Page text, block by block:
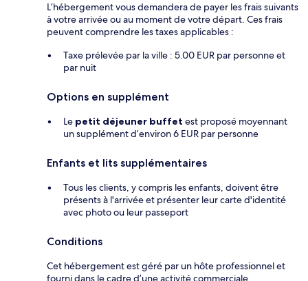
L’hébergement vous demandera de payer les frais suivants
à votre arrivée ou au moment de votre départ. Ces frais
peuvent comprendre les taxes applicables :
Taxe prélevée par la ville : 5.00 EUR par personne et
par nuit
Options en supplément
Le petit déjeuner buffet est proposé moyennant
un supplément d’environ 6 EUR par personne
Enfants et lits supplémentaires
Tous les clients, y compris les enfants, doivent être
présents à l'arrivée et présenter leur carte d'identité
avec photo ou leur passeport
Conditions
Cet hébergement est géré par un hôte professionnel et
fourni dans le cadre d’une activité commerciale,